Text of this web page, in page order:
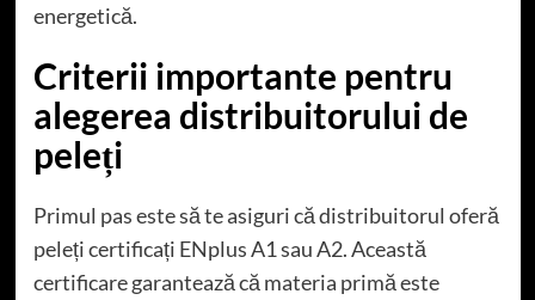
energetică.
Criterii importante pentru
alegerea distribuitorului de
peleți
Primul pas este să te asiguri că distribuitorul oferă
peleți certificați ENplus A1 sau A2. Această
certificare garantează că materia primă este